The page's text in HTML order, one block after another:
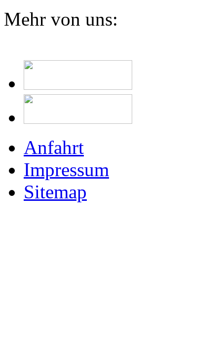
Mehr von uns:
Anfahrt
Impressum
Sitemap